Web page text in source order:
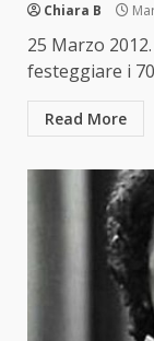
Chiara B
25 Marzo
festeggiare i
Read More